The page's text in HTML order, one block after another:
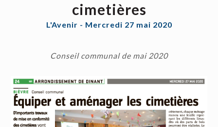
cimetières
L'Avenir - Mercredi 27 mai 2020
Conseil communal de mai 2020